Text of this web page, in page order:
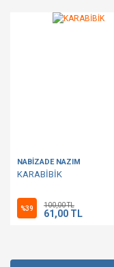
NABİZADE NAZIM
KARABİBİK
%39 100,00 TL
61,00 TL